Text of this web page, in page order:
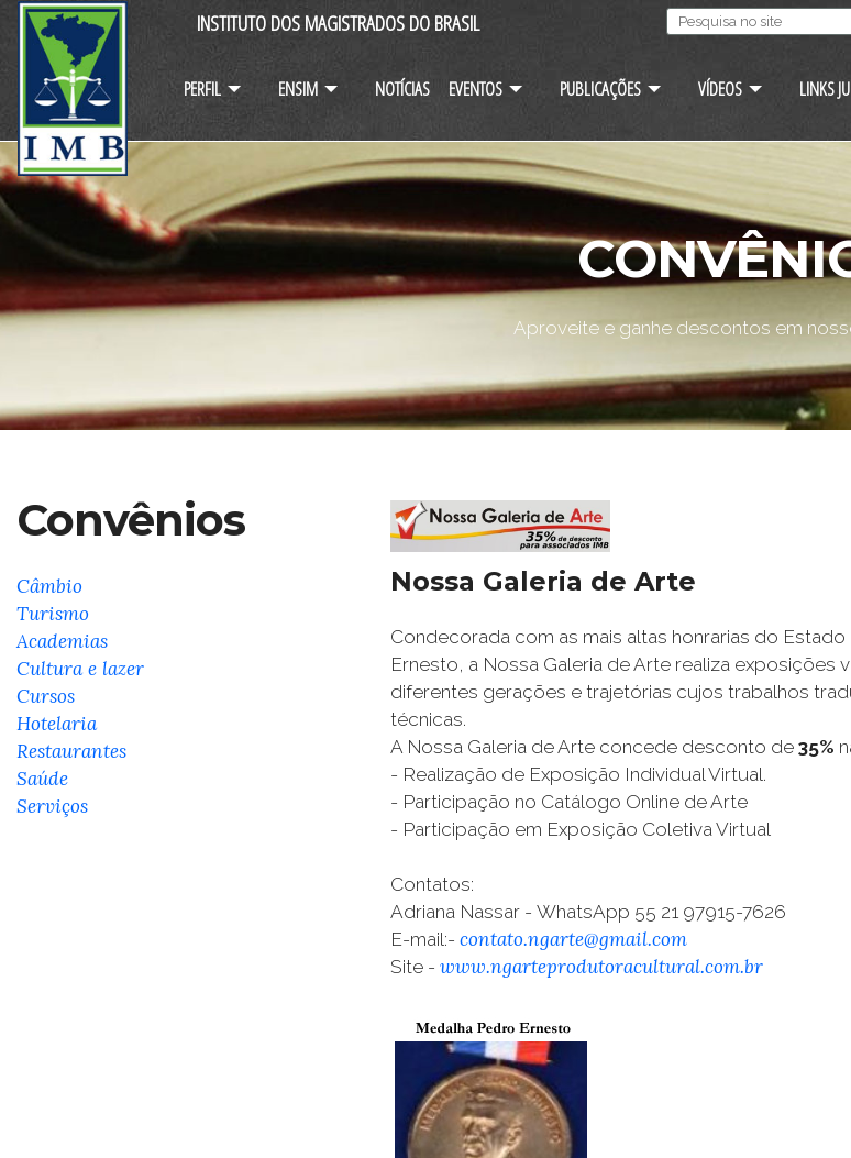
INSTITUTO DOS MAGISTRADOS DO BRASIL
PERFIL ENSIM NOTÍCIAS EVENTOS PUBLICAÇÕES VÍDEOS LINKS
Aproveite e ganhe descontos em
Convênios
Câmbio
Turismo
Academias
Cultura e lazer
Cursos
Hotelaria
Restaurantes
Saúde
Serviços
Nossa Galeria de Arte
Condecorada com as mais altas honrarias do
Ernesto, a Nossa Galeria de Arte realiza
diferentes gerações e trajetórias cujos trabalhos
técnicas.
A Nossa Galeria de Arte concede desconto de 35%
- Realização de Exposição Individual Virtual.
- Participação no Catálogo Online de Arte
- Participação em Exposição Coletiva Virtual
Contatos:
Adriana Nassar - WhatsApp 55 21 97915-7626
E-mail:- contato.ngarte@gmail.com
Site - www.ngarteprodutoracultural.com.br